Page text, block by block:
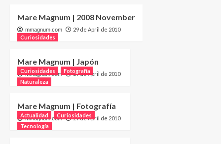
Mare Magnum | 2008 November
mmagnum.com
29 de April de 2010
Curiosidades
Mare Magnum | Japón
mmagnum.com 29 de April de 2010
Curiosidades
Fotografía
Naturaleza
Mare Magnum | Fotografía
mmagnum.com 29 de April de 2010
Actualidad
Curiosidades
Tecnología